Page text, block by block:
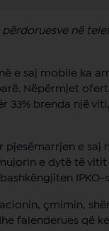
në
e saj mobile ka
Nëpërmjet
brenda një
pjesëmarrjen e
e dytë të
IPKO-
çmimin,
falenderues që